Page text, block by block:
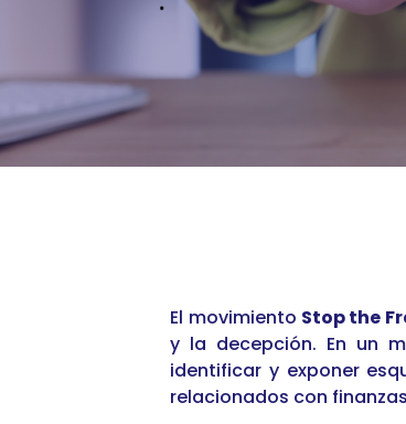
El movimiento Stop the
y la decepción. En un
identificar y exponer
relacionados con